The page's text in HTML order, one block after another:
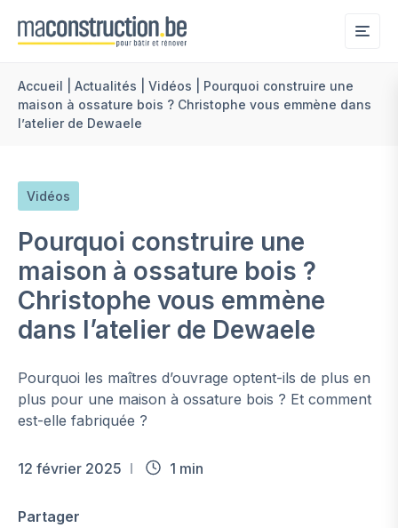
Accueil Actualités Vidéos
Pourquoi construire une
maison à ossature bois ? Christophe vous emmène dans
l’atelier de Dewaele
Vidéos
Pourquoi construire une
maison à ossature bois ?
Christophe vous emmène
dans l’atelier de Dewaele
Pourquoi les maîtres d’ouvrage optent-ils de plus en
plus pour une maison à ossature bois ? Et comment
est-elle fabriquée ?
12 février 2025 1 min
Partager